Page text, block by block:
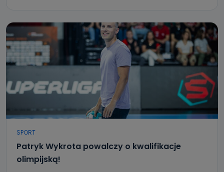
SPORT
Patryk Wykrota powalczy o kwalifikacje
olimpijską!